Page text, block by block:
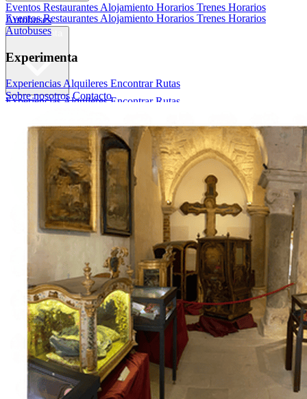
Eventos Restaurantes Alojamiento Horarios Trenes Horarios
Autobuses
ExperienciasAlquileresEncontrar Rutas
Italiano English Français Deutsch Español
Eventos Restaurantes Alojamiento Horarios Trenes Horarios
Autobuses
Experimenta
Experiencias Alquileres Encontrar Rutas
Sobre nosotros Contacto